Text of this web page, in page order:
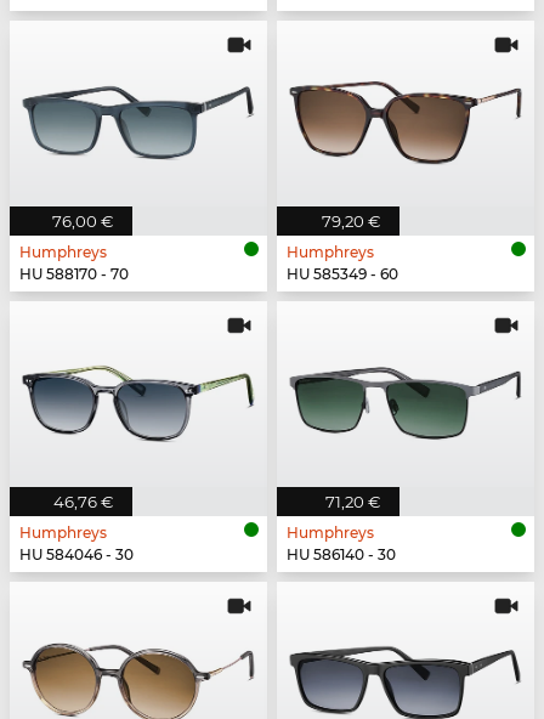
76,00 €
Humphreys
HU 588170 - 70
79,20 €
Humphreys
HU 585349 - 60
46,76 €
Humphreys
HU 584046 - 30
71,20 €
Humphreys
HU 586140 - 30